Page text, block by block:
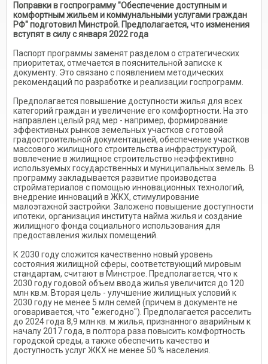
Поправки в госпрограмму "Обеспечение доступным и
комфортным жильем и коммунальными услугами граждан
РФ" подготовил Минстрой. Предполагается, что изменения
вступят в силу с января 2022 года
Паспорт программы заменят разделом о стратегических
приоритетах, отмечается в пояснительной записке к
документу. Это связано с появлением методических
рекомендаций по разработке и реализации госпрограмм.
Предполагается повышение доступности жилья для всех
категорий граждан и увеличение его комфортности. На это
направлен целый ряд мер - например, формирование
эффективных рынков земельных участков с готовой
градостроительной документацией, обеспечение участков
массового жилищного строительства инфраструктурой,
вовлечение в жилищное строительство неэффективно
используемых государственных и муниципальных земель. В
программу закладывается развитие производства
стройматериалов с помощью инновационных технологий,
внедрение инноваций в ЖКХ, стимулирование
малоэтажной застройки. Заложено повышение доступности
ипотеки, организация института найма жилья и создание
жилищного фонда социального использования для
предоставления жилых помещений.
К 2030 году сложится качественно новый уровень
состояния жилищной сферы, соответствующий мировым
стандартам, считают в Минстрое. Предполагается, что к
2030 году годовой объем ввода жилья увеличится до 120
млн кв.м. Вторая цель - улучшение жилищных условий к
2030 году не менее 5 млн семей (причем в документе не
оговаривается, что "ежегодно"). Предполагается расселить
до 2024 года 8,9 млн кв. м жилья, признанного аварийным к
началу 2017 года, в полтора раза повысить комфортность
городской среды, а также обеспечить качество и
доступность услуг ЖКХ не менее 50 % населения.